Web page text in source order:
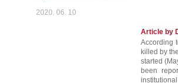
2020. 06. 10
Article by
According
killed by
started
been